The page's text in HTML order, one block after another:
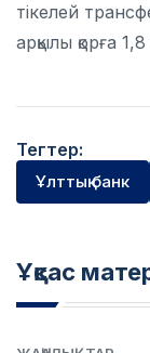
тікелей
арқылы қорға
Тегтер:
Ұлттық банк
Ұқсас